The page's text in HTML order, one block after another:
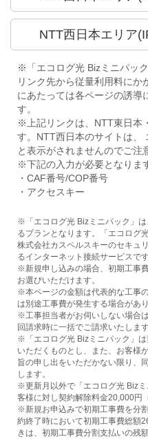
NTT西日本エリア
※「エコログ光 Bizミニパッ
リンク先から従量利用料に
にあたっては各ページの誘導
す。
※上記リンクは、NTT東日本
す。NTT西日本のサイトは、
と表示がされませんのでご注
※下記の入力が必要となりま
・CAF番号/COP番号
・アクセスキー
※「エコログ光 Bizミニパック」
るプランとなります。「エコログ
株式会社カスペルスキーのセキュ
るインターネット接続サービスです
※新規申し込みの場合、初期工事
お選びいただけます。
※本ページの金額は代表的な工事
は別途工事費が発生する場合があり
※工事担当者がお伺いしない場合
回請求時に一括でご請求いたします
※「エコログ光 Bizミニパック」
いただくものとし、また、お客様
旨の申し出をいただかない限り、
します。
※更新月以外で「エコログ光 Biz
客様に対し契約解除料金20,000円
※新規お申込みで初期工事費を分
約終了時において初期工事費総額
きは、初期工事費分割支払いの残